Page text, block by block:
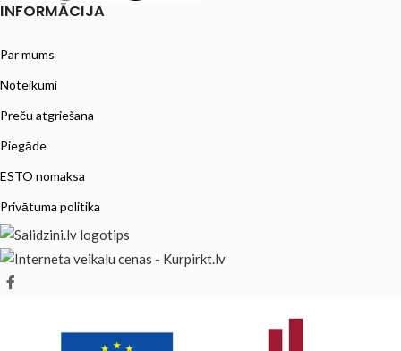
INFORMĀCIJA
Par mums
Noteikumi
Preču atgriešana
Piegāde
ESTO nomaksa
Privātuma politika